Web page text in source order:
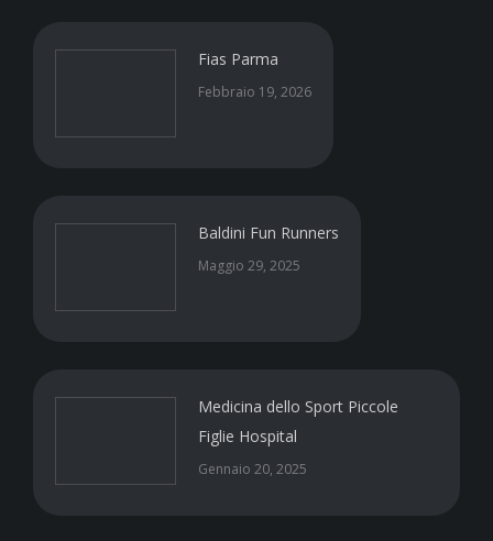
Fias Parma
Febbraio 19, 2026
Baldini Fun Runners
Maggio 29, 2025
Medicina dello Sport Piccole
Figlie Hospital
Gennaio 20, 2025